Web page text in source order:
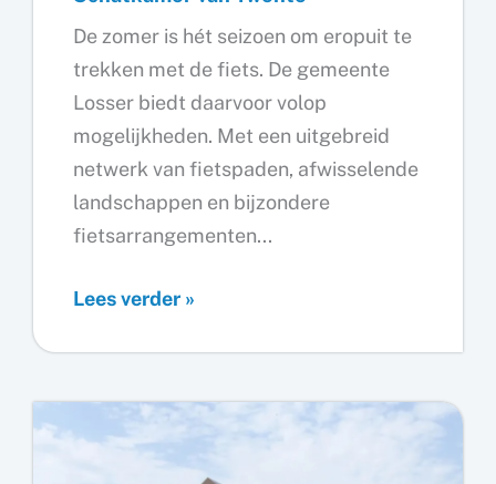
De zomer is hét seizoen om eropuit te
trekken met de fiets. De gemeente
Losser biedt daarvoor volop
mogelijkheden. Met een uitgebreid
netwerk van fietspaden, afwisselende
landschappen en bijzondere
fietsarrangementen...
Ontdek
fietsroutes
in
Lees verder »